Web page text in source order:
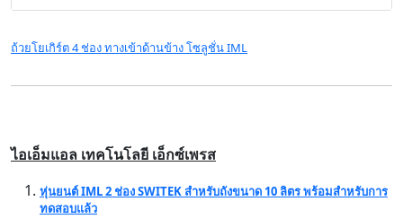
ถ้วยโยเกิร์ต 4 ช่อง ทางเข้าด้านข้าง โซลูชั่น IML
ไอเอ็มแอล เทคโนโลยี เอ็กซ์เพรส
หุ่นยนต์ IML 2 ช่อง SWITEK สำหรับถังขนาด 10 ลิตร พร้อมสำหรับการ
ทดสอบแล้ว